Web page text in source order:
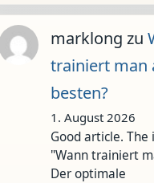
marklong zu
trainiert man
besten?
1. August 2026
Good article. The
"Wann trainiert
Der optimale